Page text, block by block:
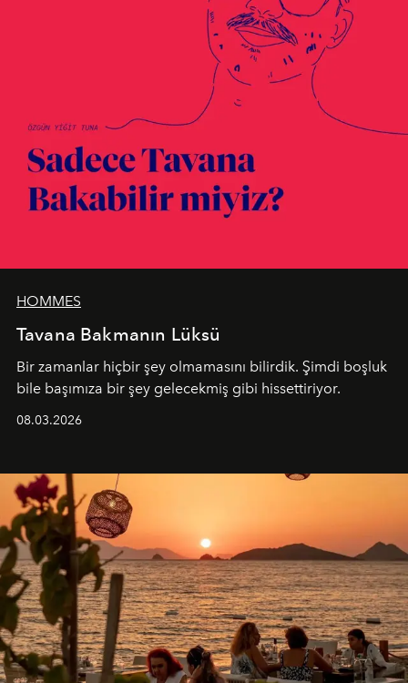
HOMMES
Tavana Bakmanın Lüksü
Bir zamanlar hiçbir şey olmamasını bilirdik. Şimdi boşluk
bile başımıza bir şey gelecekmiş gibi hissettiriyor.
08.03.2026